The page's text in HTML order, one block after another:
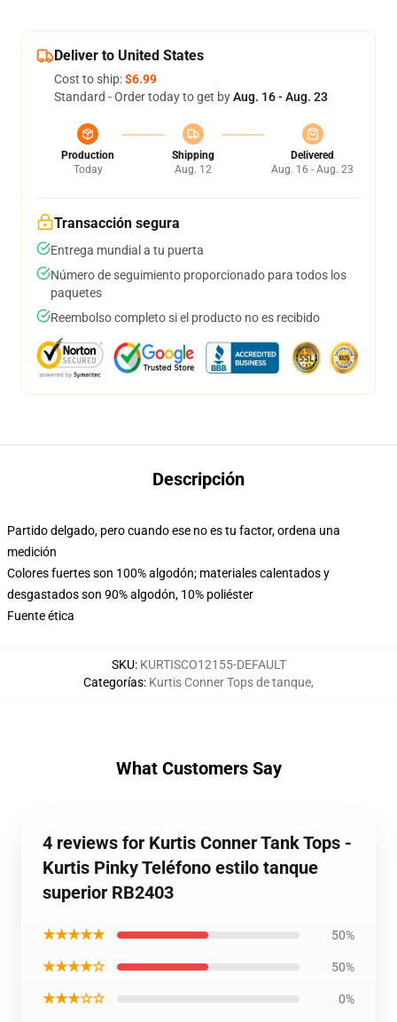
Deliver to United States
Cost to ship:$6.99
Standard - Order today to get byAug. 16 - Aug. 23
Production
Today
Shipping
Aug. 12
Delivered
Aug. 16 - Aug. 23
Transacción segura
Entrega mundial a tu puerta
Número de seguimiento proporcionado para todos los
paquetes
Reembolso completo si el producto no es recibido
Descripción
Partido delgado, pero cuando ese no es tu factor, ordena una
medición
Colores fuertes son 100% algodón; materiales calentados y
desgastados son 90% algodón, 10% poliéster
Fuente ética
SKU: KURTISCO12155-DEFAULT
Categorías: Kurtis Conner Tops de tanque,
What Customers Say
4 reviews for Kurtis Conner Tank Tops -
Kurtis Pinky Teléfono estilo tanque
superior RB2403
★★★★★ 50%
★★★★☆ 50%
★★★☆☆ 0%